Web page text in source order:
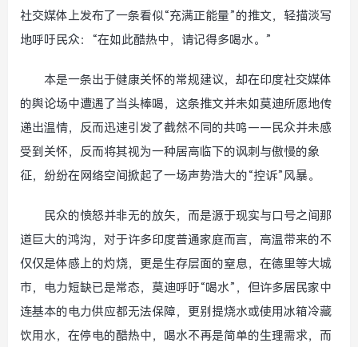
社交媒体上发布了一条看似“充满正能量”的推文，轻描淡写
地呼吁民众：“在如此酷热中，请记得多喝水。”
本是一条出于健康关怀的常规建议，却在印度社交媒体
的舆论场中遭遇了当头棒喝，这条推文并未如莫迪所愿地传
递出温情，反而迅速引发了截然不同的共鸣——民众并未感
受到关怀，反而将其视为一种居高临下的讽刺与傲慢的象
征，纷纷在网络空间掀起了一场声势浩大的“控诉”风暴。
民众的愤怒并非无的放矢，而是源于现实与口号之间那
道巨大的鸿沟，对于许多印度普通家庭而言，高温带来的不
仅仅是体感上的灼烧，更是生存层面的窒息，在德里等大城
市，电力短缺已是常态，莫迪呼吁“喝水”，但许多居民家中
连基本的电力供应都无法保障，更别提烧水或使用冰箱冷藏
饮用水，在停电的酷热中，喝水不再是简单的生理需求，而